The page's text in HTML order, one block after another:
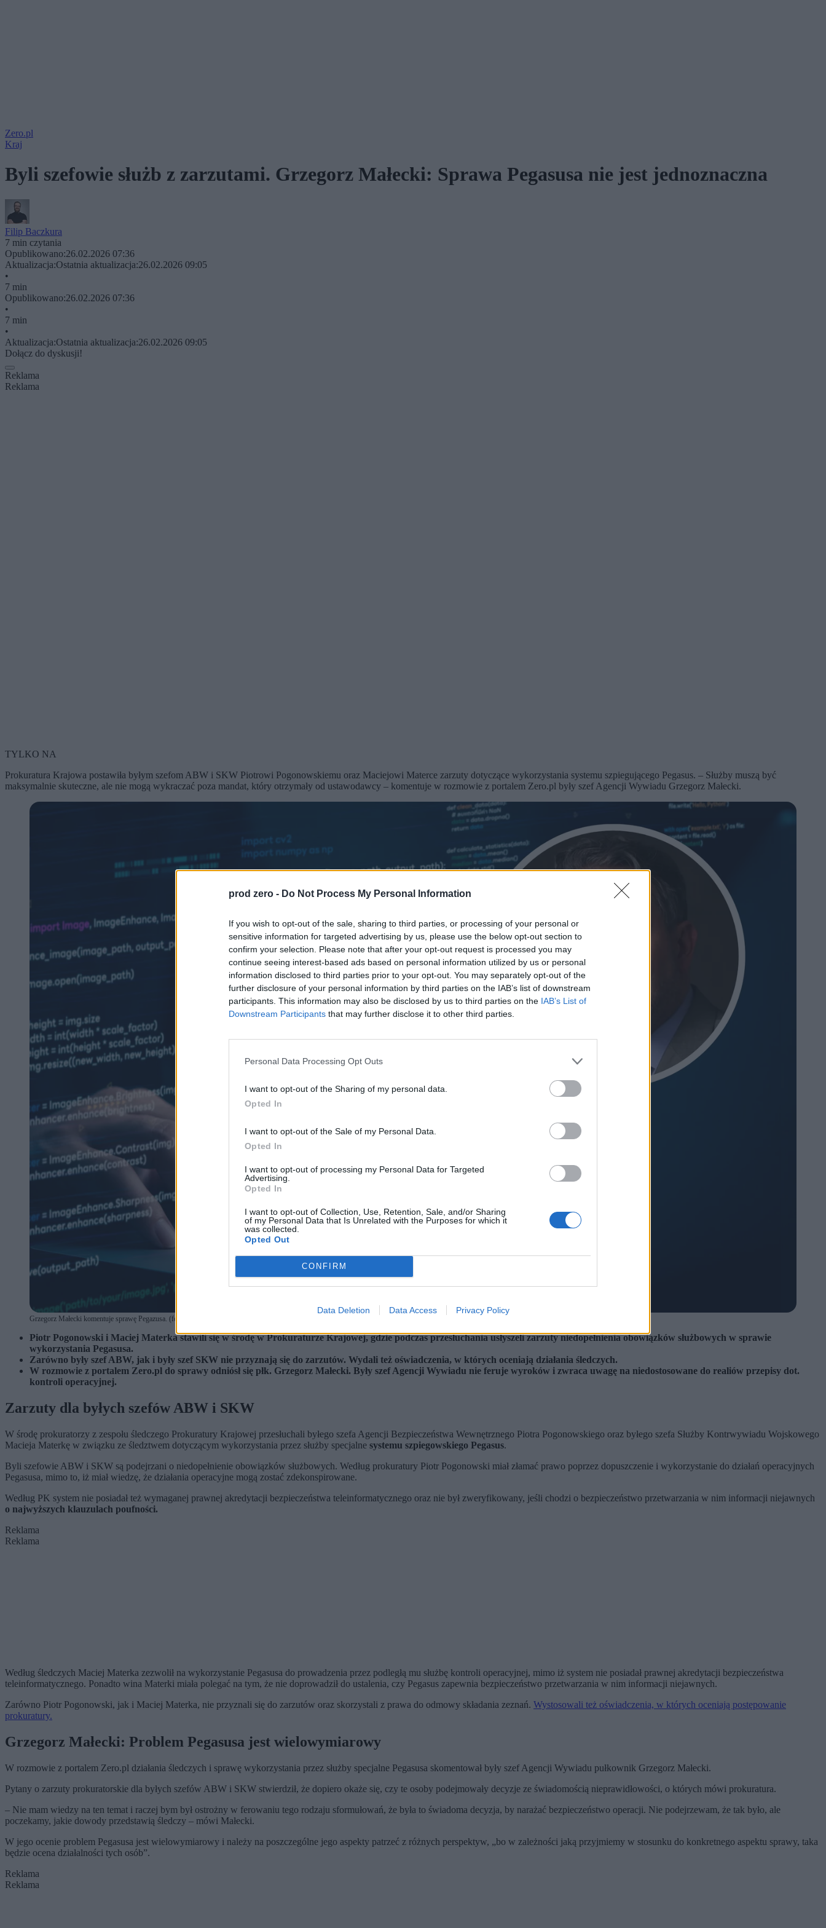
prod zero - Do Not Process My Personal Information
If you wish to opt-out of the sale, sharing to third parties, or processing of your personal or
sensitive information for targeted advertising by us, please use the below opt-out section to
confirm your selection. Please note that after your opt-out request is processed you may
continue seeing interest-based ads based on personal information utilized by us or personal
information disclosed to third parties prior to your opt-out. You may separately opt-out of the
further disclosure of your personal information by third parties on the IAB’s list of downstream
participants. This information may also be disclosed by us to third parties on the IAB’s List of
Downstream Participants that may further disclose it to other third parties.
Personal Data Processing Opt Outs
I want to opt-out of the Sharing of my personal data.
Opted In
I want to opt-out of the Sale of my Personal Data.
Opted In
I want to opt-out of processing my Personal Data for Targeted
Advertising.
Opted In
I want to opt-out of Collection, Use, Retention, Sale, and/or Sharing
of my Personal Data that Is Unrelated with the Purposes for which it
was collected.
Opted Out
CONFIRM
Data Deletion Data Access Privacy Policy
Zero.pl
Kraj
Byli szefowie służb z zarzutami. Grzegorz Małecki: Sprawa Pegasusa nie jest jednoznaczna
Filip Baczkura
7 min czytania
Opublikowano:26.02.2026 07:36
Aktualizacja:Ostatnia aktualizacja:26.02.2026 09:05
•
7 min
Opublikowano:26.02.2026 07:36
•
7 min
•
Aktualizacja:Ostatnia aktualizacja:26.02.2026 09:05
Dołącz do dyskusji!
Reklama
Reklama
TYLKO NA
Prokuratura Krajowa postawiła byłym szefom ABW i SKW Piotrowi Pogonowskiemu oraz Maciejowi Materce zarzuty dotyczące wykorzystania systemu szpiegującego Pegasus. – Służby muszą być
maksymalnie skuteczne, ale nie mogą wykraczać poza mandat, który otrzymały od ustawodawcy – komentuje w rozmowie z portalem Zero.pl były szef Agencji Wywiadu Grzegorz Małecki.
Grzegorz Małecki komentuje sprawę Pegazusa. (fot. Wikimedia / Shutterstock)
Piotr Pogonowski i Maciej Materka stawili się w środę w Prokuraturze Krajowej, gdzie podczas przesłuchania usłyszeli zarzuty niedopełnienia obowiązków służbowych w sprawie
wykorzystania Pegasusa.
Zarówno były szef ABW, jak i były szef SKW nie przyznają się do zarzutów. Wydali też oświadczenia, w których oceniają działania śledczych.
W rozmowie z portalem Zero.pl do sprawy odniósł się płk. Grzegorz Małecki. Były szef Agencji Wywiadu nie feruje wyroków i zwraca uwagę na niedostosowane do realiów przepisy dot.
kontroli operacyjnej.
Zarzuty dla byłych szefów ABW i SKW
W środę prokuratorzy z zespołu śledczego Prokuratury Krajowej przesłuchali byłego szefa Agencji Bezpieczeństwa Wewnętrznego Piotra Pogonowskiego oraz byłego szefa Służby Kontrwywiadu Wojskowego
Macieja Materkę w związku ze śledztwem dotyczącym wykorzystania przez służby specjalne systemu szpiegowskiego Pegasus.
Byli szefowie ABW i SKW są podejrzani o niedopełnienie obowiązków służbowych. Według prokuratury Piotr Pogonowski miał złamać prawo poprzez dopuszczenie i wykorzystanie do działań operacyjnych
Pegasusa, mimo to, iż miał wiedzę, że działania operacyjne mogą zostać zdekonspirowane.
Według PK system nie posiadał też wymaganej prawnej akredytacji bezpieczeństwa teleinformatycznego oraz nie był zweryfikowany, jeśli chodzi o bezpieczeństwo przetwarzania w nim informacji niejawnych
o najwyższych klauzulach poufności.
Reklama
Reklama
Według śledczych Maciej Materka zezwolił na wykorzystanie Pegasusa do prowadzenia przez podległą mu służbę kontroli operacyjnej, mimo iż system nie posiadał prawnej akredytacji bezpieczeństwa
teleinformatycznego. Ponadto wina Materki miała polegać na tym, że nie doprowadził do ustalenia, czy Pegasus zapewnia bezpieczeństwo przetwarzania w nim informacji niejawnych.
Zarówno Piotr Pogonowski, jak i Maciej Materka, nie przyznali się do zarzutów oraz skorzystali z prawa do odmowy składania zeznań. Wystosowali też oświadczenia, w których oceniają postępowanie
prokuratury.
Grzegorz Małecki: Problem Pegasusa jest wielowymiarowy
W rozmowie z portalem Zero.pl działania śledczych i sprawę wykorzystania przez służby specjalne Pegasusa skomentował były szef Agencji Wywiadu pułkownik Grzegorz Małecki.
Pytany o zarzuty prokuratorskie dla byłych szefów ABW i SKW stwierdził, że dopiero okaże się, czy te osoby podejmowały decyzje ze świadomością nieprawidłowości, o których mówi prokuratura.
– Nie mam wiedzy na ten temat i raczej bym był ostrożny w ferowaniu tego rodzaju sformułowań, że była to świadoma decyzja, by narażać bezpieczeństwo operacji. Nie podejrzewam, że tak było, ale
poczekamy, jakie dowody przedstawią śledczy – mówi Małecki.
W jego ocenie problem Pegasusa jest wielowymiarowy i należy na poszczególne jego aspekty patrzeć z różnych perspektyw, „bo w zależności jaką przyjmiemy w stosunku do konkretnego aspektu sprawy, taka
będzie ocena działalności tych osób”.
Reklama
Reklama